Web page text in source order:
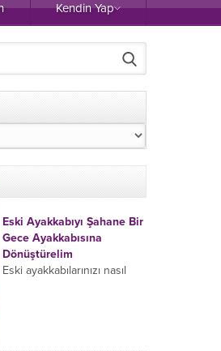
Kendin Yap
Eski Ayakkabıyı Şahane Bir
Gece Ayakkabısına
Dönüştürelim
Eski ayakkabılarınızı nasıl